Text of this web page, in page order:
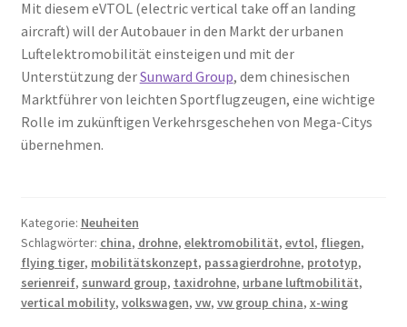
Mit diesem eVTOL (electric vertical take off an landing
aircraft) will der Autobauer in den Markt der urbanen
Luftelektromobilität einsteigen und mit der
Unterstützung derSunward Group, dem chinesischen
Marktführer von leichten Sportflugzeugen, eine wichtige
Rolle im zukünftigen Verkehrsgeschehen von Mega-Citys
übernehmen.
Kategorie: Neuheiten
Schlagwörter: china, drohne, elektromobilität, evtol, fliegen,
flying tiger, mobilitätskonzept, passagierdrohne, prototyp,
serienreif, sunward group, taxidrohne, urbane luftmobilität,
vertical mobility, volkswagen, vw, vw group china, x-wing